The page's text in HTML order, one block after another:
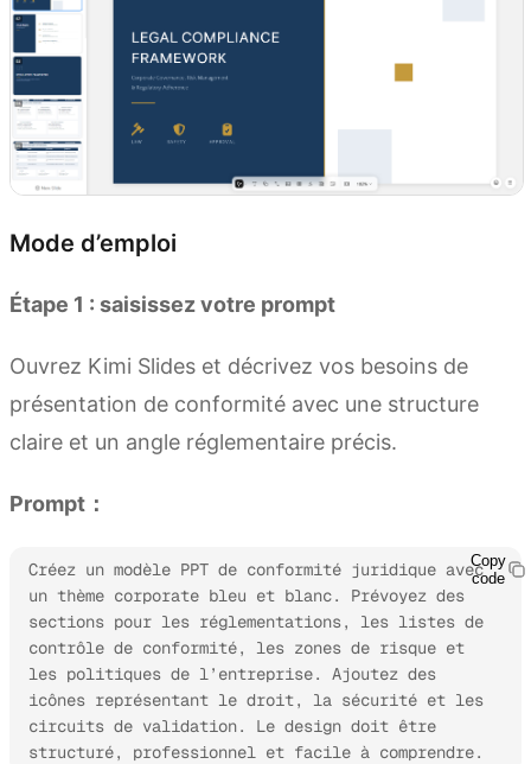
Mode d’emploi
Étape 1 : saisissez votre prompt
Ouvrez Kimi Slides et décrivez vos besoins de
présentation de conformité avec une structure
claire et un angle réglementaire précis.
Prompt：
Créez un modèle PPT de conformité juridique avec
un thème corporate bleu et blanc. Prévoyez des
sections pour les réglementations, les listes de
contrôle de conformité, les zones de risque et
les politiques de l’entreprise. Ajoutez des
icônes représentant le droit, la sécurité et les
circuits de validation. Le design doit être
structuré, professionnel et facile à comprendre.
Copy
code